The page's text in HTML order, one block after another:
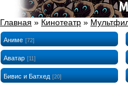
Главная » Кинотеатр »
Аниме [72]
Аватар [11]
Бивис и Батхед [20]